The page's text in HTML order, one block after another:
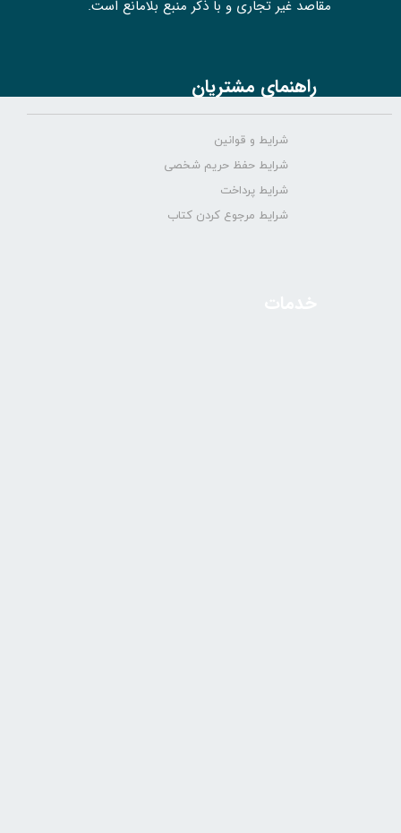
مقاصد غیر تجاری و با ذکر منبع بلامانع است.
راهنمای مشتریان
شرایط و قوانین
شرایط حفظ حریم شخصی
شرایط پرداخت
شرایط مرجوع کردن کتاب